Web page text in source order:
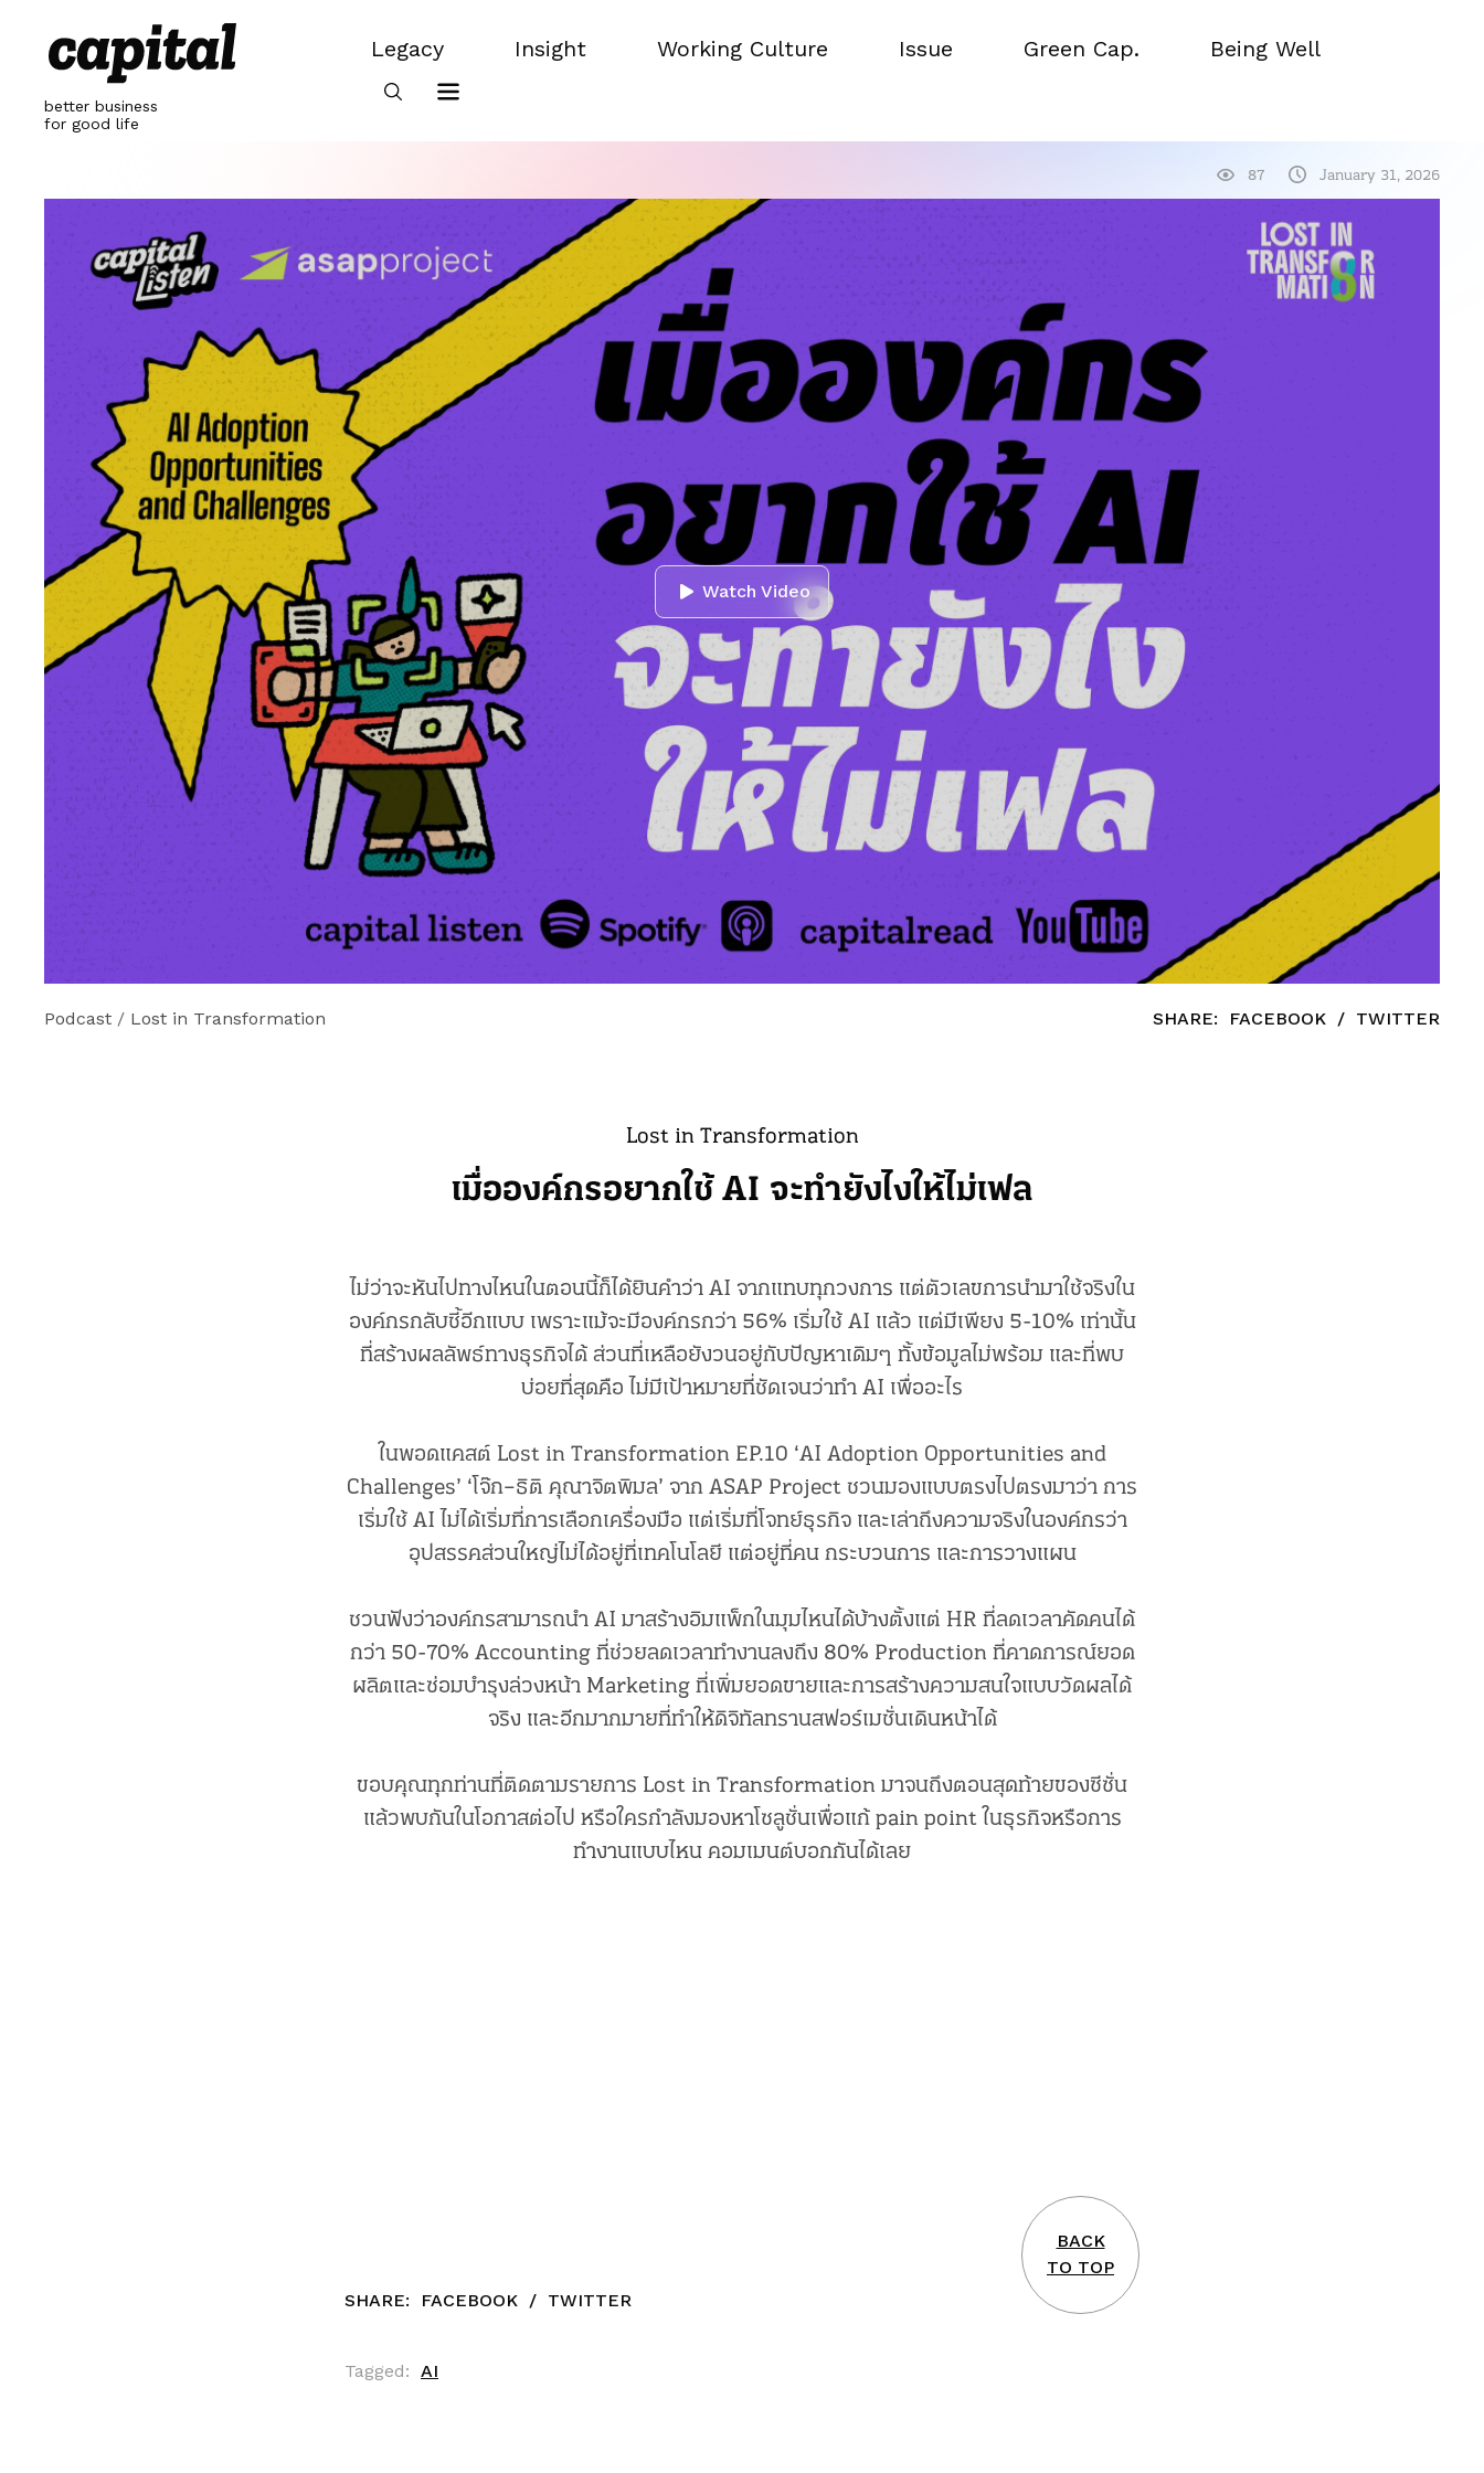
content
better business
for good life
Legacy
Legacy
Insight
Working Culture
Issue
Green Cap.
Being Well
87 January 31, 2026
Watch Video
Podcast / Lost in Transformation SHARE: FACEBOOK / TWITTER
Lost in Transformation
เมื่อองค์กรอยากใช้ AI จะทำยังไงให้ไม่เฟล
ไม่ว่าจะหันไปทางไหนในตอนนี้ก็ได้ยินคำว่า AI จากแทบทุกวงการ แต่ตัวเลขการนำมาใช้จริงใน
องค์กรกลับชี้อีกแบบ เพราะแม้จะมีองค์กรกว่า 56% เริ่มใช้ AI แล้ว แต่มีเพียง 5-10% เท่านั้น
ที่สร้างผลลัพธ์ทางธุรกิจได้ ส่วนที่เหลือยังวนอยู่กับปัญหาเดิมๆ ทั้งข้อมูลไม่พร้อม และที่พบ
บ่อยที่สุดคือ ไม่มีเป้าหมายที่ชัดเจนว่าทำ AI เพื่ออะไร
ในพอดแคสต์ Lost in Transformation EP.10 ‘AI Adoption Opportunities and
Challenges’ ‘โจ๊ก–ธิติ คุณาจิตพิมล’ จาก ASAP Project ชวนมองแบบตรงไปตรงมาว่า การ
เริ่มใช้ AI ไม่ได้เริ่มที่การเลือกเครื่องมือ แต่เริ่มที่โจทย์ธุรกิจ และเล่าถึงความจริงในองค์กรว่า
อุปสรรคส่วนใหญ่ไม่ได้อยู่ที่เทคโนโลยี แต่อยู่ที่คน กระบวนการ และการวางแผน
ชวนฟังว่าองค์กรสามารถนำ AI มาสร้างอิมแพ็กในมุมไหนได้บ้างตั้งแต่ HR ที่ลดเวลาคัดคนได้
กว่า 50-70% Accounting ที่ช่วยลดเวลาทำงานลงถึง 80% Production ที่คาดการณ์ยอด
ผลิตและซ่อมบำรุงล่วงหน้า Marketing ที่เพิ่มยอดขายและการสร้างความสนใจแบบวัดผลได้
จริง และอีกมากมายที่ทำให้ดิจิทัลทรานสฟอร์เมชั่นเดินหน้าได้
ขอบคุณทุกท่านที่ติดตามรายการ Lost in Transformation มาจนถึงตอนสุดท้ายของซีซั่น
แล้วพบกันในโอกาสต่อไป หรือใครกำลังมองหาโซลูชั่นเพื่อแก้ pain point ในธุรกิจหรือการ
ทำงานแบบไหน คอมเมนต์บอกกันได้เลย
SHARE: FACEBOOK / TWITTER
BACK
TO TOP
Tagged: AI